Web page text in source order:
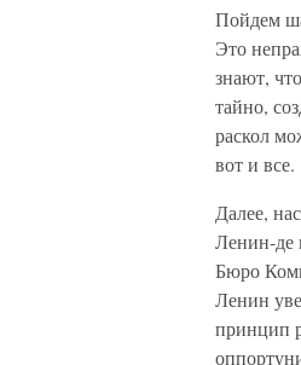
Пойдем
Это
знают,
тайно,
раскол
вот и все.
Далее,
Ленин-де
Бюро
Ленин
принцип